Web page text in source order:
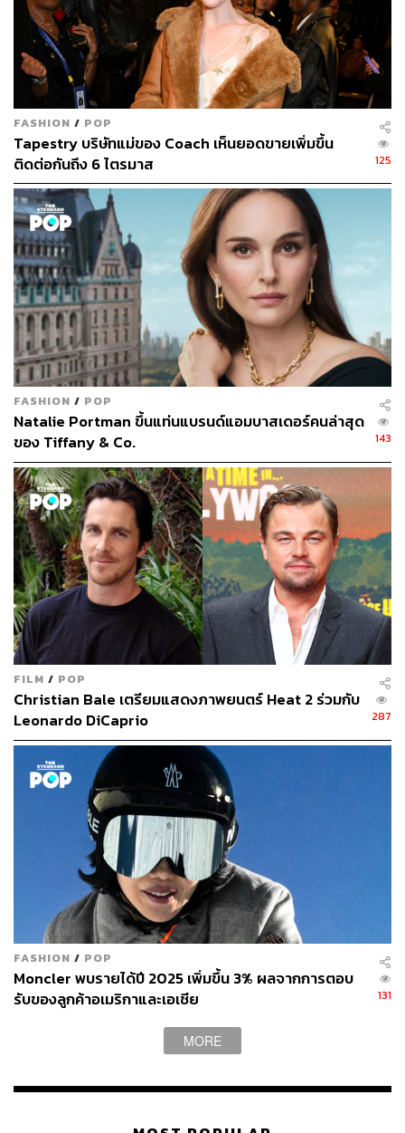
Jack Spade Meets Jack Russell
วิ่งออกกำลังกายที่เซ็นทรัลปาร์กตอนเช้า นั่งซับเวย์ไป
ทำงานย่านมิดทาวน์ หรือมีตแพ็กกิ้ง และจบวันด้วยดินเนอร์
มื้อเย็นย่านโลเวอร์อีสต์ไซด์ นี่คือไลฟ์สไตล์ส่วนหนึ่งของหนุ่ม
นิวยอร์กเกอร์ฉบับ Jack Spade ที่ในซีซัน Fall 2017 ทาง
แบรนด์ได้สร้างสรรค์สินค้าที่ยังคลาสสิก ใช้ง่าย ฟังก์ชันนัล
และโดดเด่น เช่น เสื้อเชิ้ตออกซ์ฟอร์ดแขนยาว กระเป๋าลาย
ทหารสวีเดน และยังเอาน้องหมาพันธุ์แจ็ครัสเซลล์มาตกแต่ง
บนกระเป๋าด้วย ซึ่งเป็นคอนเซปต์การเริ่มลิงก์สินค้ากับแบรนด์
ภรรยา Kate Spade ที่มีหลายสินค้าซึ่งตกแต่งด้วยลายน้อง
หมาเช่นกัน
Brand To Note: Tavat
แบรนด์แว่นตา Tavat จากประเทศอิตาลี เป็นอีกหนึ่งตัว
เลือกน่าสนใจสำหรับคนที่กำลังมองหาแว่นที่ไม่ได้อิงกับเท
รนด์โลก แต่ความคุ้มค่ากับรูปทรงคลาสสิกที่ใส่ได้ตลอด
แบรนด์ Tavat ก่อตั้งในปี 2010 โดยผลงานการดีไซน์ของ นอร์
แมน ชูร์แมน ที่ผสานเข้ากับความคลาสสิกและประณีตของ
ช่างฝีมือชาวอิตาลี เลือกใช้วัสดุที่ประกอบไปด้วย Stainless
Steel, Grilamid TR-90 และ Acetate รวมถึงการค้นพบ
เทคโนโลยีการถนอมสายตารูปแบบใหม่และจดสิทธิบัตร
ครอบครองไว้แต่เพียงผู้เดียว เช่น เทคโนโลยี TLT: Melanin
Lenses ที่ตัวเลนส์สามารถป้องกันรังสียูวีได้ร้อยเปอร์เซ็นต์
TAGS: Jack Spade Marni Market
Defining Moments
FASHION / POP
Tapestry บริษัทแม่ของ Coach เห็นยอดขายเพิ่มขึ้น
ติดต่อกันถึง 6 ไตรมาส
125
FASHION / POP
Natalie Portman ขึ้นแท่นแบรนด์แอมบาสเดอร์คนล่าสุด
ของ Tiffany & Co.
143
FILM / POP
Christian Bale เตรียมแสดงภาพยนตร์ Heat 2 ร่วมกับ
Leonardo DiCaprio
287
FASHION / POP
Moncler พบรายได้ปี 2025 เพิ่มขึ้น 3% ผลจากการตอบ
รับของลูกค้าอเมริกาและเอเชีย
131
MORE